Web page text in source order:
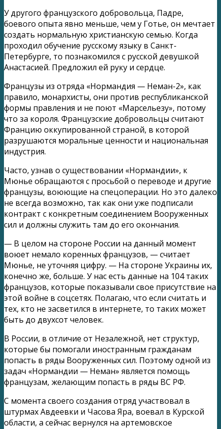
У другого французского добровольца, Падре,
боевого опыта явно меньше, чем у Готье, он мечтает
создать нормальную христианскую семью. Когда
проходил обучение русскому языку в Санкт-
Петербурге, то познакомился с русской девушкой
Анастасией. Предложил ей руку и сердце.
Французы из отряда «Нормандия — Неман-2», как
правило, монархисты, они против республиканской
формы правления и не поют «Марсельезу», потому
что за короля. Французские добровольцы считают
Францию оккупированной страной, в которой
разрушаются моральные ценности и национальная
индустрия.
Часто, узнав о существовании «Нормандии», к
Мюнье обращаются с просьбой о переводе и другие
французы, воюющие на спецоперации. Но это далеко
не всегда возможно, так как они уже подписали
контракт с конкретным соединением Вооруженных
сил и должны служить там до его окончания.
— В целом на стороне России на данный момент
воюет немало коренных французов, — считает
Мюнье, не уточняя цифру. — На стороне Украины их,
конечно же, больше. У нас есть данные на 104 таких
французов, которые показывали свое присутствие на
этой войне в соцсетях. Полагаю, что если считать и
тех, кто не засветился в интернете, то таких может
быть до двухсот человек.
В России, в отличие от Незалежной, нет структур,
которые бы помогали иностранным гражданам
попасть в ряды Вооруженных сил. Поэтому одной из
задач «Нормандии — Неман» является помощь
французам, желающим попасть в ряды ВС РФ.
С момента своего создания отряд участвовал в
штурмах Авдеевки и Часова Яра, воевал в Курской
области, а сейчас вернулся на артемовское